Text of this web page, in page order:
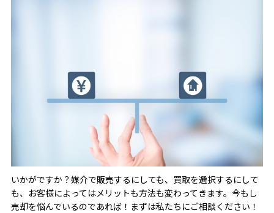
いかがですか？媒介で販売するにしても、買取を選択するにして
も、お客様によってはメリットも方法も変わってきます。今もし
売却を悩んでいるのであれば！まずは私たちにご相談ください！